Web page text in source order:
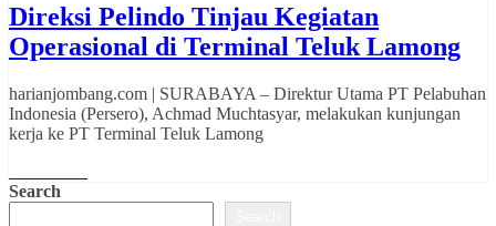
Direksi Pelindo Tinjau Kegiatan
Operasional di Terminal Teluk Lamong
harianjombang.com | SURABAYA – Direktur Utama PT Pelabuhan
Indonesia (Persero), Achmad Muchtasyar, melakukan kunjungan
kerja ke PT Terminal Teluk Lamong
Search